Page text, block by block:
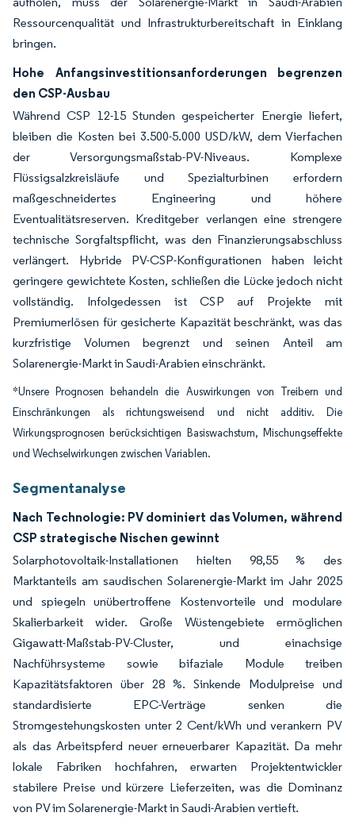
Ressourcenqualität und Infrastrukturbereitschaft in Einklang
bringen.
Hohe Anfangsinvestitionsanforderungen begrenzen
den CSP-Ausbau
Während CSP 12-15 Stunden gespeicherter Energie liefert,
bleiben die Kosten bei 3.500-5.000 USD/kW, dem Vierfachen
der Versorgungsmaßstab-PV-Niveaus. Komplexe
Flüssigsalzkreisläufe und Spezialturbinen erfordern
maßgeschneidertes Engineering und höhere
Eventualitätsreserven. Kreditgeber verlangen eine strengere
technische Sorgfaltspflicht, was den Finanzierungsabschluss
verlängert. Hybride PV-CSP-Konfigurationen haben leicht
geringere gewichtete Kosten, schließen die Lücke jedoch nicht
vollständig. Infolgedessen ist CSP auf Projekte mit
Premiumerlösen für gesicherte Kapazität beschränkt, was das
kurzfristige Volumen begrenzt und seinen Anteil am
Solarenergie-Markt in Saudi-Arabien einschränkt.
*Unsere Prognosen behandeln die Auswirkungen von Treibern und
Einschränkungen als richtungsweisend und nicht additiv. Die
Wirkungsprognosen berücksichtigen Basiswachstum, Mischungseffekte
und Wechselwirkungen zwischen Variablen.
Segmentanalyse
Nach Technologie: PV dominiert das Volumen, während
CSP strategische Nischen gewinnt
Solarphotovoltaik-Installationen hielten 98,55 % des
Marktanteils am saudischen Solarenergie-Markt im Jahr 2025
und spiegeln unübertroffene Kostenvorteile und modulare
Skalierbarkeit wider. Große Wüstengebiete ermöglichen
Gigawatt-Maßstab-PV-Cluster, und einachsige
Nachführsysteme sowie bifaziale Module treiben
Kapazitätsfaktoren über 28 %. Sinkende Modulpreise und
standardisierte EPC-Verträge senken die
Stromgestehungskosten unter 2 Cent/kWh und verankern PV
als das Arbeitspferd neuer erneuerbarer Kapazität. Da mehr
lokale Fabriken hochfahren, erwarten Projektentwickler
stabilere Preise und kürzere Lieferzeiten, was die Dominanz
von PV im Solarenergie-Markt in Saudi-Arabien vertieft.